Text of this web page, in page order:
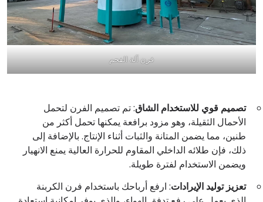
فرن آلة الفحم
تصميم قوي للاستخدام الشاق: تم تصميم الفرن لتحمل
الأحمال الثقيلة، وهو مزود برافعة يمكنها تحمل أكثر من
طنين، مما يضمن المتانة والثبات أثناء الإنتاج. بالإضافة إلى
ذلك، فإن طلائه الداخلي المقاوم للحرارة العالية يمنع الانهيار
ويضمن الاستخدام لفترة طويلة.
تعزيز توليد الإيرادات: ارفع أرباحك باستخدام فرن الكربنة